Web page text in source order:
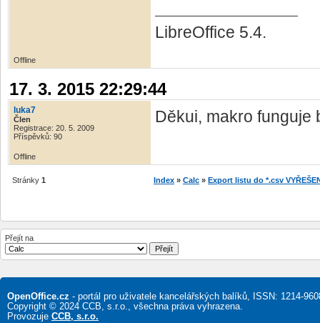
LibreOffice 5.4.
Offline
17. 3. 2015 22:29:44
luka7
Člen
Registrace: 20. 5. 2009
Příspěvků: 90
Děkui, makro funguje
Offline
Stránky 1 Index » Calc » Export listu do *.csv
Přejít na
OpenOffice.cz - portál pro uživatele kancelářských balíků, ISSN: 1214-
Copyright © 2024 CCB, s.r.o., všechna práva vyhrazena.
Provozuje CCB, s.r.o.